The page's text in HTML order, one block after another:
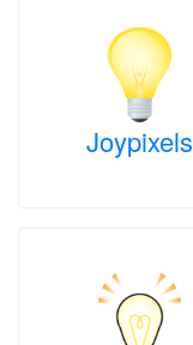
Joypixels